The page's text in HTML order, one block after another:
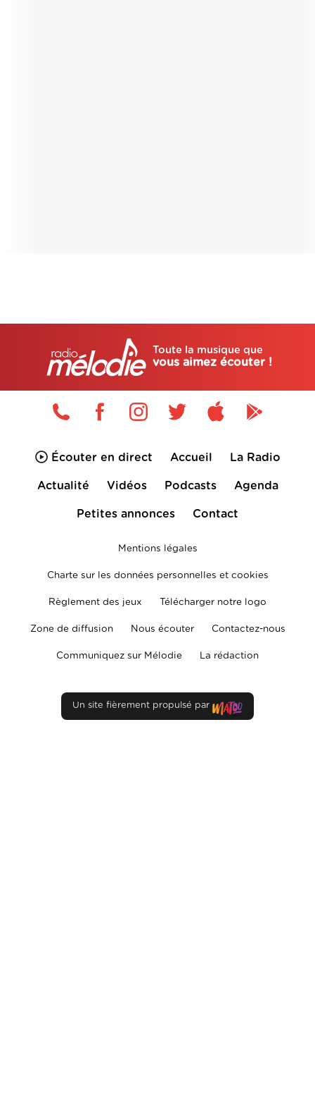
Toute la musique que
vous aimez écouter !
Écouter en direct Accueil La Radio
Actualité Vidéos Podcasts Agenda
Petites annonces Contact
Mentions légales
Charte sur les données personnelles et cookies
Règlement des jeux Télécharger notre logo
Zone de diffusion Nous écouter Contactez-nous
Communiquez sur Mélodie La rédaction
Un site fièrement propulsé par